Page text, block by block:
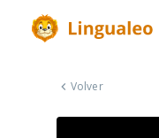
Volver